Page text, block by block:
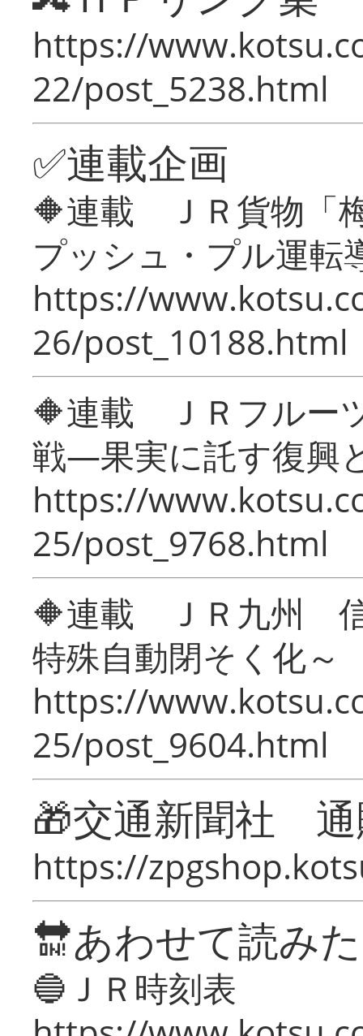
https://
22/post_5238.html
✅連載企画
🔶連載 ＪＲ貨物「
プッシュ・プル運転
https://
26/post_10188.html
🔶連載 ＪＲフルー
戦―果実に託す復興
https://
25/post_9768.html
🔶連載 ＪＲ九州 信
特殊自動閉そく化～
https://
25/post_9604.html
🎁交通新聞社
https://
🔛あわせて読み
🔵ＪＲ時刻表